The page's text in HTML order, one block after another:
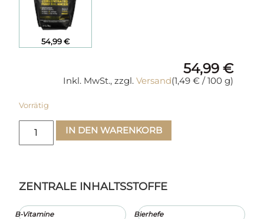
54,99€
54,99 €
Inkl. MwSt., zzgl. Versand(1,49 €/ 100 g)
Vorrätig
IN DEN WARENKORB
ZENTRALE INHALTSSTOFFE
B-Vitamine Bierhefe